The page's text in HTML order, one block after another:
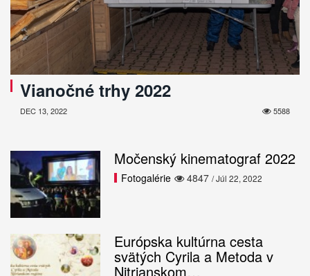
Vianočné trhy 2022
5588
DEC 13, 2022
Močenský kinematograf 2022
4847
Fotogalérie / Júl 22, 2022
Európska kultúrna cesta
svätých Cyrila a Metoda v
Nitrianskom…